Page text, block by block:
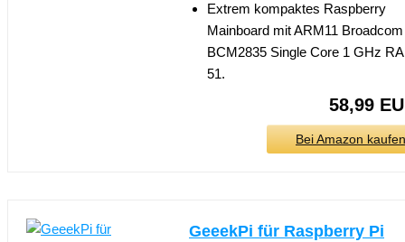
Extrem kompaktes Raspberry
Mainboard mit ARM11 Broadcom
BCM2835 Single Core 1 GHz
51.
58,99
Bei Amazon kaufen
GeeekPi für Raspberry Pi